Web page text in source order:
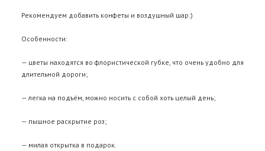
Рекомендуем добавить конфеты и воздушный шар:)
Особенности:
— цветы находятся во флористической губке, что очень удобно для
длительной дороги;
— легка на подъём, можно носить с собой хоть целый день;
— пышное раскрытие роз;
— милая открытка в подарок.